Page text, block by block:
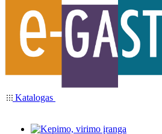
Katalogas